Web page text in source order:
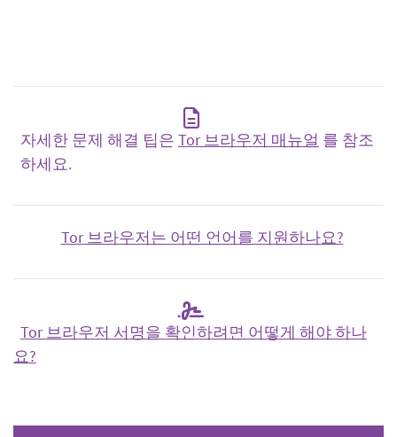
자세한 문제 해결 팁은 Tor 브라우저 매뉴얼 를 참조
하세요.
Tor 브라우저는 어떤 언어를 지원하나요?
Tor 브라우저 서명을 확인하려면 어떻게 해야 하나
요?